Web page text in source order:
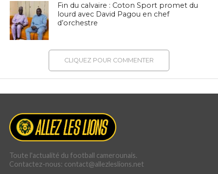
Fin du calvaire : Coton Sport promet du
lourd avec David Pagou en chef
d’orchestre
CLIQUEZ POUR COMMENTER
Toute l'actualité du football camerounais.
Contactez-nous: contact@allezleslions.net